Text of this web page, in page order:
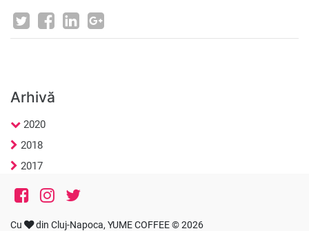
Arhivă
2020
2018
2017
Cu din Cluj-Napoca, YUME COFFEE © 2026